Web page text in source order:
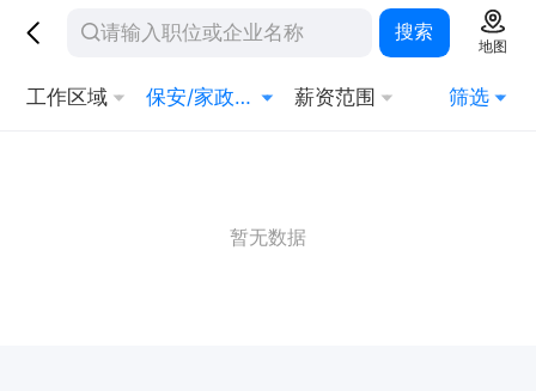
搜索
地图
工作区域 保安/家政/其他生活服务 薪资范围 筛选
暂无数据